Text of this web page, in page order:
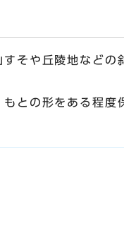
そや丘陵地など
との形をある程